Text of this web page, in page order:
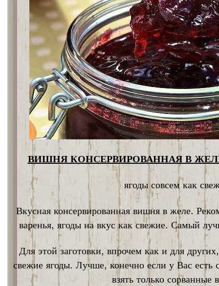
ВИШНЯ КОНСЕРВИРОВАННАЯ В
ягоды совсем как
Вкусная консервированная вишня в желе.
варенья, ягоды на вкус как свежие. Самый
Для этой заготовки, впрочем как и для
свежие ягоды. Лучше, конечно если у Вас
взять только сорванные